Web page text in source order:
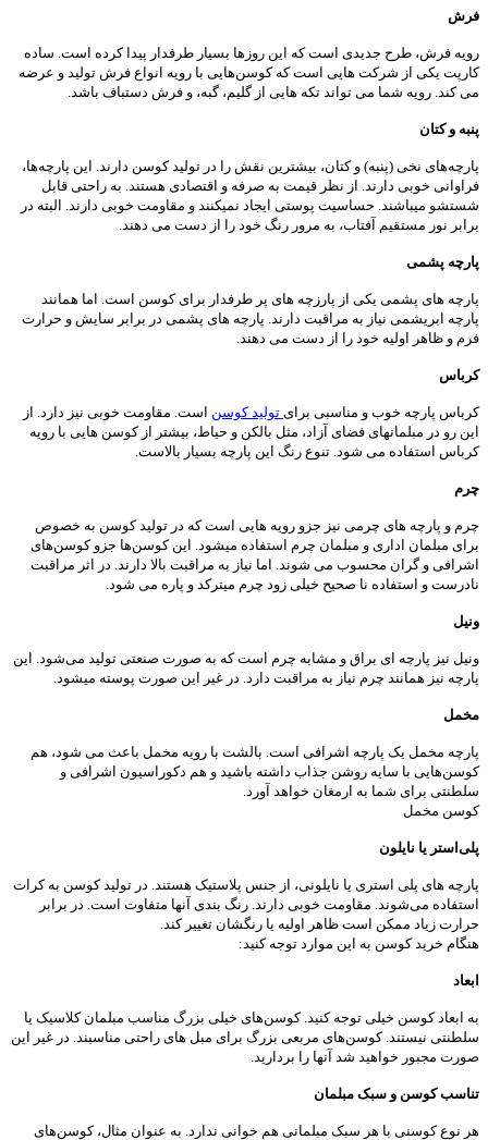
فرش
رویه فرش، طرح جدیدی است که این روزها بسیار طرفدار پیدا کرده است. ساده
کارپت یکی از شرکت هایی است که کوسن‌هایی با رویه انواع فرش تولید و عرضه
می کند. رویه شما می تواند تکه هایی از گلیم، گبه، و فرش دستباف باشد.
پنبه و کتان
پارچه‌های نخی (پنبه) و کتان، بیشترین نقش را در تولید کوسن دارند. این پارچه‌ها،
فراوانی خوبی دارند. از نظر قیمت به صرفه و اقتصادی هستند. به راحتی قابل
شستشو میباشند. حساسیت پوستی ایجاد نمیکنند و مقاومت خوبی دارند. البته در
برابر نور مستقیم آفتاب، به مرور رنگ خود را از دست می دهند.
پارچه پشمی
پارچه های پشمی یکی از پارزچه های پر طرفدار برای کوسن است. اما همانند
پارچه ابریشمی نیاز به مراقبت دارند. پارچه های پشمی در برابر سایش و حرارت
فرم و ظاهر اولیه خود را از دست می دهند.
کرباس
کرباس پارچه خوب و مناسبی برای تولید کوسن است. مقاومت خوبی نیز دارد. از
این رو در مبلمانهای فضای آزاد، مثل بالکن و حیاط، بیشتر از کوسن هایی با رویه
کرباس استفاده می شود. تنوع رنگ این پارچه بسیار بالاست.
چرم
چرم و پارچه های چرمی نیز جزو رویه هایی است که در تولید کوسن به خصوص
برای مبلمان اداری و مبلمان چرم استفاده میشود. این کوسن‌ها جزو کوسن‌های
اشرافی و گران محسوب می شوند. اما نیاز به مراقبت بالا دارند. در اثر مراقبت
نادرست و استفاده نا صحیح خیلی زود چرم میترکد و پاره می شود.
ونیل
ونیل نیز پارچه ای براق و مشابه چرم است که به صورت صنعتی تولید می‌شود. این
پارچه نیز همانند چرم نیاز به مراقبت دارد. در غیر این صورت پوسته میشود.
مخمل
پارچه مخمل یک پارچه اشرافی است. بالشت با رویه مخمل باعث می شود، هم
کوسن‌هایی با سایه روشن جذاب داشته باشید و هم دکوراسیون اشرافی و
سلطنتی برای شما به ارمغان خواهد آورد.
کوسن مخمل
پلی‌استر یا نایلون
پارچه های پلی استری یا نایلونی، از جنس پلاستیک هستند. در تولید کوسن به کرات
استفاده می‌شوند. مقاومت خوبی دارند. رنگ بندی آنها متفاوت است. در برابر
حرارت زیاد ممکن است ظاهر اولیه یا رنگشان تغییر کند.
هنگام خرید کوسن به این موارد توجه کنید:
ابعاد
به ابعاد کوسن خیلی توجه کنید. کوسن‌های خیلی بزرگ مناسب مبلمان کلاسیک یا
سلطنتی نیستند. کوسن‌های مربعی بزرگ برای مبل های راحتی مناسبند. در غیر این
صورت مجبور خواهید شد آنها را بردارید.
تناسب کوسن و سبک مبلمان
هر نوع کوسنی با هر سبک مبلمانی هم خوانی ندارد. به عنوان مثال، کوسن‌های